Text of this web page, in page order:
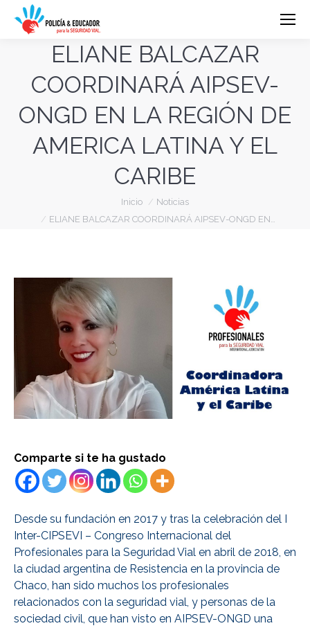
ELIANE BALCAZAR
COORDINARÁ AIPSEV-
ONGD EN LA REGIÓN DE
AMERICA LATINA Y EL
CARIBE
Inicio
Noticias
ELIANE BALCAZAR COORDINARÁ AIPSEV-ONGD EN…
Comparte si te ha gustado
Desde su fundación en 2017 y tras la celebración del I
Inter-CIPSEVI – Congreso Internacional del
Profesionales para la Seguridad Vial en abril de 2018, en
la ciudad argentina de Resistencia en la provincia de
Chaco, han sido muchos los profesionales
relacionados con la seguridad vial, y personas de la
sociedad civil, que han visto en AIPSEV-ONGD una